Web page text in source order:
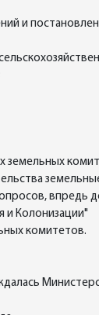
и
земельных
впредь
и Колонизации"
комитетов.